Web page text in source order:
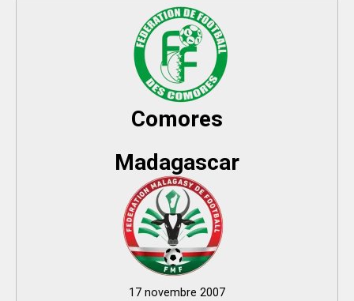
Comores
Madagascar
17 novembre 2007